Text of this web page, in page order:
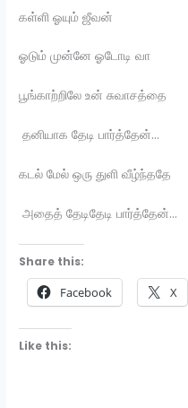
கள்ளி ஓயும் ஜீவன்
ஓடும் முன்னே ஓடோடி வா
பூங்காற்றிலே உன் சுவாசத்தை
தனியாக தேடி பார்த்தேன்…
கடல் மேல் ஒரு துளி வீழ்ந்ததே
அதைத் தேடிதேடி பார்த்தேன்…
Share this:
Facebook X
Like this: